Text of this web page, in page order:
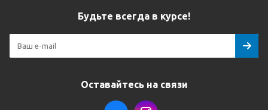
Будьте всегда в курсе!
Оставайтесь на связи